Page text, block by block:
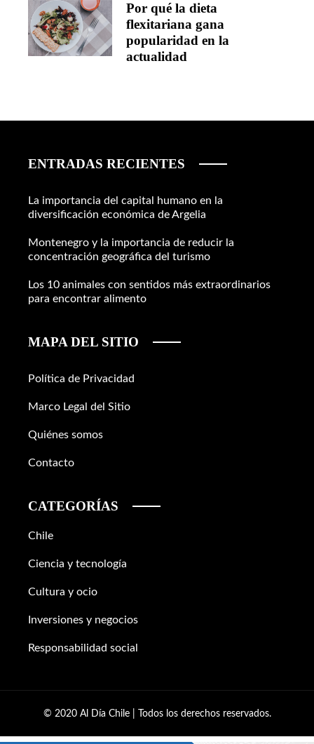
Por qué la dieta
flexitariana gana
popularidad en la
actualidad
ENTRADAS RECIENTES
La importancia del capital humano en la
diversificación económica de Argelia
Montenegro y la importancia de reducir la
concentración geográfica del turismo
Los 10 animales con sentidos más extraordinarios
para encontrar alimento
MAPA DEL SITIO
Política de Privacidad
Marco Legal del Sitio
Quiénes somos
Contacto
CATEGORÍAS
Chile
Ciencia y tecnología
Cultura y ocio
Inversiones y negocios
Responsabilidad social
© 2020 Al Día Chile | Todos los derechos reservados.